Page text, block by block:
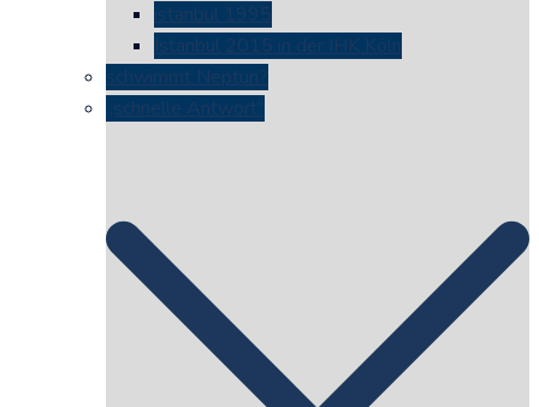
istanbul 1995
Istanbul 2015 in der IHK Köln
schwimmt Neptun?
„schnelle Antwort“